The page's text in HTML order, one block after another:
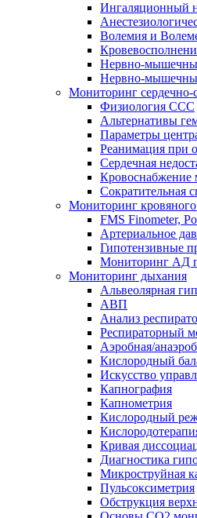
Ингаляционный
Волемия и
Нервно-
Нервно-
Мониторинг сердечно-
Физиология ССС
Альтернативы
Параметры
Реанимация при
Сердечная
Кровоснабжение
Сократительная
Мониторинг
FMS Finometer,
Артериальное
Гипотензивные
Мониторинг АД
Мониторинг дыхания
Альвеолярная
АВП
Анализ
Респираторный
Аэробная/
Кислородный
Искусство
Капнография
Капнометрия
Кислородный
Кривая
Диагностика
Микроструйная
Пульсоксиметрия
Обструкция